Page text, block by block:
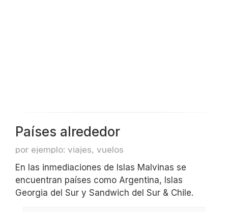
Países alrededor
por ejemplo: viajes, vuelos
En las inmediaciones de Islas Malvinas se
encuentran países como Argentina, Islas
Georgia del Sur y Sandwich del Sur & Chile.